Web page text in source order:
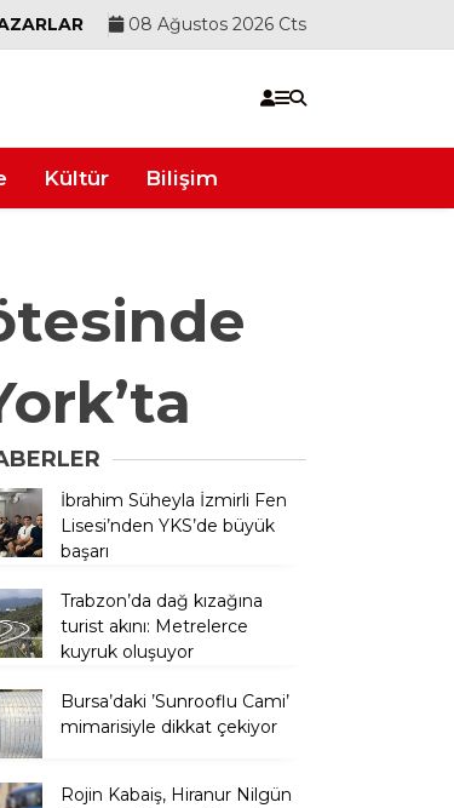
08 Ağustos 2026 Cts
Kültür Bilişim
İbrahim Süheyla İzmirli Fen
Lisesi’nden YKS’de büyük
başarı
Trabzon’da dağ kızağına
turist akını: Metrelerce
kuyruk oluşuyor
Bursa’daki ’Sunrooflu Cami’
mimarisiyle dikkat çekiyor
Rojin Kabaiş, Hiranur Nilgün